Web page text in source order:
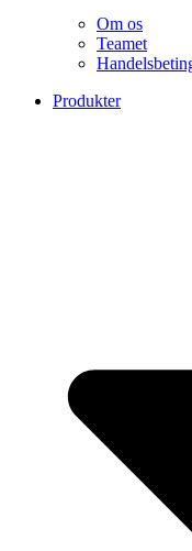
Om os
Teamet
Produkter